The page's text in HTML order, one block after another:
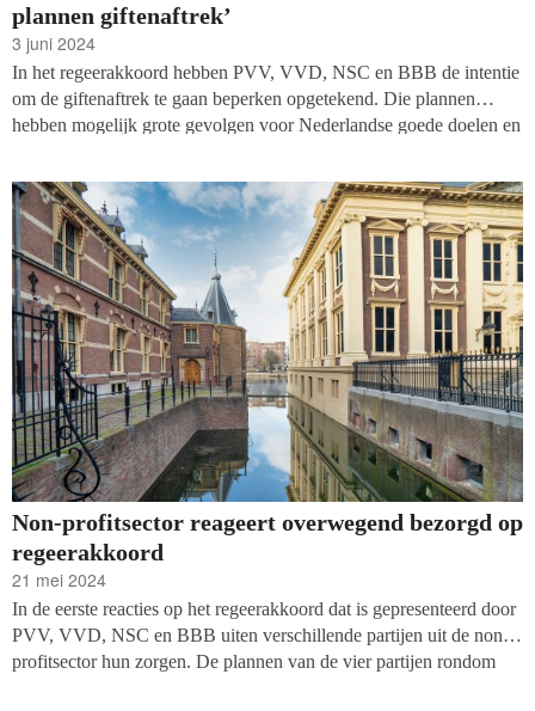
plannen giftenaftrek’
3 juni 2024
In het regeerakkoord hebben PVV, VVD, NSC en BBB de intentie
om de giftenaftrek te gaan beperken opgetekend. Die plannen
hebben mogelijk grote gevolgen voor Nederlandse goede doelen en
tot wel tientallen miljoenen. Hoogleraar filantropie Paul Smeets
spreektin het Nederlands Dagblad(ND) van een ‘dreun’.
Non-profitsector reageert overwegend bezorgd op
regeerakkoord
21 mei 2024
In de eerste reacties op het regeerakkoord dat is gepresenteerd door
PVV, VVD, NSC en BBB uiten verschillende partijen uit de non-
profitsector hun zorgen. De plannen van de vier partijen rondom